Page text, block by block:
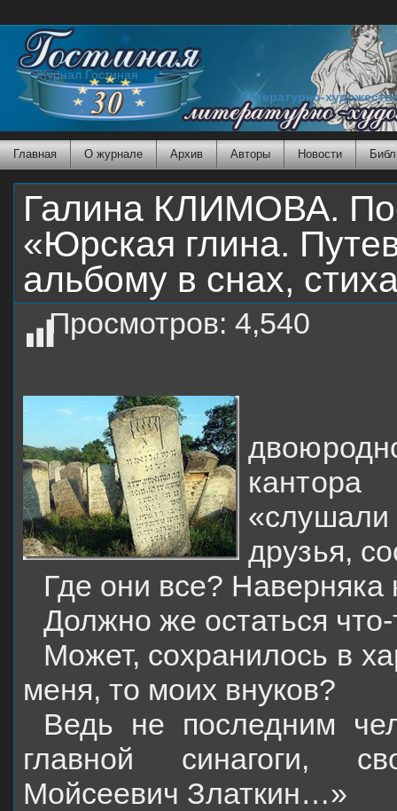
Журнал Гостиная
Литературно-
Главная О журнале Архив Авторы Новости
Галина КЛИМОВА.
«Юрская глина.
альбому в снах,
Просмотров: 4,540
друзья,
Где они все?
Должно же остаться
Может, сохранилось в
меня, то моих внуков?
Ведь не последним
главной синагоги,
Мойсеевич Златкин…»